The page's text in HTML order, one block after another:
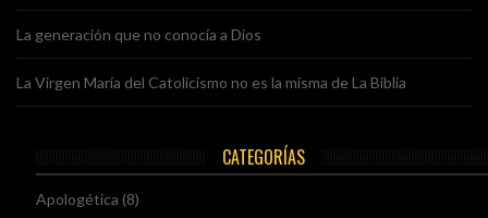
La generación que no conocía a Dios
La Virgen María del Catolicismo no es la misma de La Biblia
CATEGORÍAS
Apologética (8)